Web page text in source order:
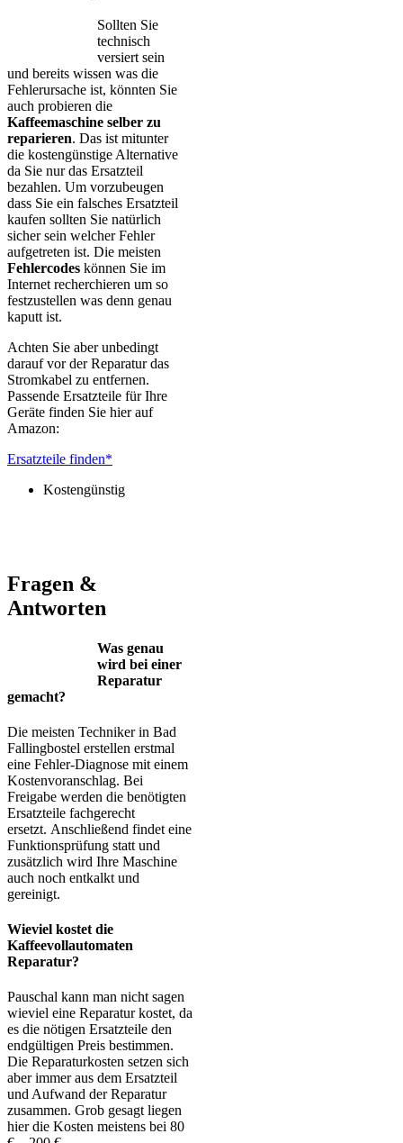
Sollten Sie
technisch
versiert sein
und bereits wissen was die
Fehlerursache ist, könnten Sie
auch probieren die
Kaffeemaschine selber zu
reparieren. Das ist mitunter
die kostengünstige Alternative
da Sie nur das Ersatzteil
bezahlen. Um vorzubeugen
dass Sie ein falsches Ersatzteil
kaufen sollten Sie natürlich
sicher sein welcher Fehler
aufgetreten ist. Die meisten
Fehlercodes können Sie im
Internet recherchieren um so
festzustellen was denn genau
kaputt ist.
Achten Sie aber unbedingt
darauf vor der Reparatur das
Stromkabel zu entfernen.
Passende Ersatzteile für Ihre
Geräte finden Sie hier auf
Amazon:
Ersatzteile finden*
Kostengünstig
Fragen &
Antworten
Was genau
wird bei einer
Reparatur
gemacht?
Die meisten Techniker in Bad
Fallingbostel erstellen erstmal
eine Fehler-Diagnose mit einem
Kostenvoranschlag. Bei
Freigabe werden die benötigten
Ersatzteile fachgerecht
ersetzt. Anschließend findet eine
Funktionsprüfung statt und
zusätzlich wird Ihre Maschine
auch noch entkalkt und
gereinigt.
Wieviel kostet die
Kaffeevollautomaten
Reparatur?
Pauschal kann man nicht sagen
wieviel eine Reparatur kostet, da
es die nötigen Ersatzteile den
endgültigen Preis bestimmen.
Die Reparaturkosten setzen sich
aber immer aus dem Ersatzteil
und Aufwand der Reparatur
zusammen. Grob gesagt liegen
hier die Kosten meistens bei 80